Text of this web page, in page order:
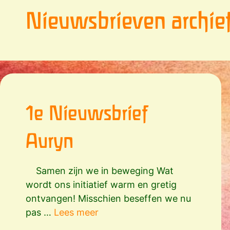
Nieuwsbrieven
1e Nieuwsbrief
Auryn
Samen zijn we in beweging Wat
wordt ons initiatief warm en gretig
ontvangen! Misschien beseffen we nu
pas … Lees meer